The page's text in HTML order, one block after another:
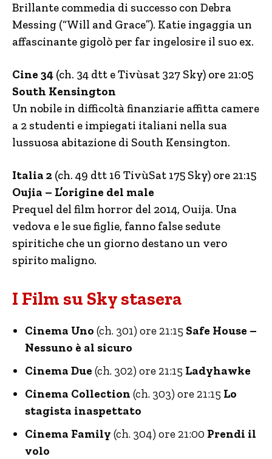
Brillante commedia di successo con Debra
Messing (“Will and Grace”). Katie ingaggia un
affascinante gigolò per far ingelosire il suo ex.
Cine 34 (ch. 34 dtt e Tivùsat 327 Sky) ore 21:05
South Kensington
Un nobile in difficoltà finanziarie affitta camere
a 2 studenti e impiegati italiani nella sua
lussuosa abitazione di South Kensington.
Italia 2 (ch. 49 dtt 16 TivùSat 175 Sky) ore 21:15
Oujia – L’origine del male
Prequel del film horror del 2014, Ouija. Una
vedova e le sue figlie, fanno false sedute
spiritiche che un giorno destano un vero
spirito maligno.
I Film su Sky stasera
Cinema Uno (ch. 301) ore 21:15 Safe House –
Nessuno è al sicuro
Cinema Due (ch. 302) ore 21:15 Ladyhawke
Cinema Collection (ch. 303) ore 21:15 Lo
stagista inaspettato
Cinema Family (ch. 304) ore 21:00 Prendi il
volo